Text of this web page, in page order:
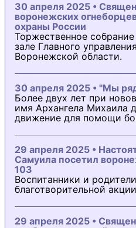
30 апреля 2025 •
воронежских
охраны России
Торжественное
зале Главного
Воронежской области.
30 апреля 2025 • "Мы
Более двух лет при
имя Архангела Михаила
движение для помощи
29 апреля 2025 •
Самуила посетил
103
Воспитанники и
благотворительной
29 апреля 2025 •